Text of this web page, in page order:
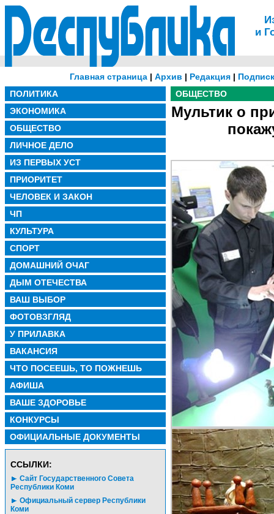
и
Главная страница| Архив | Редакция|
ПОЛИТИКА
ЭКОНОМИКА
ОБЩЕСТВО
ЛИЧНОЕ ДЕЛО
ИЗ ПЕРВЫХ УСТ
ПРИОРИТЕТ
ЧЕЛОВЕК И ЗАКОН
ЧП
КУЛЬТУРА
СПОРТ
ДОМАШНИЙ ОЧАГ
ДЫМ ОТЕЧЕСТВА
ВАШ ВЫБОР
ФОТОВЗГЛЯД
У ПРИЛАВКА
ВАКАНСИЯ
ЧТО ПОСЕЕШЬ, ТО ПОЖНЕШЬ
АФИША
ВАШЕ ЗДОРОВЬЕ
КОНКУРСЫ
ОФИЦИАЛЬНЫЕ ДОКУМЕНТЫ
CСЫЛКИ:
Сайт Государственного Совета
Республики Коми
Официальный сервер Республики
Коми
ОБЩЕСТВО
Мультик о